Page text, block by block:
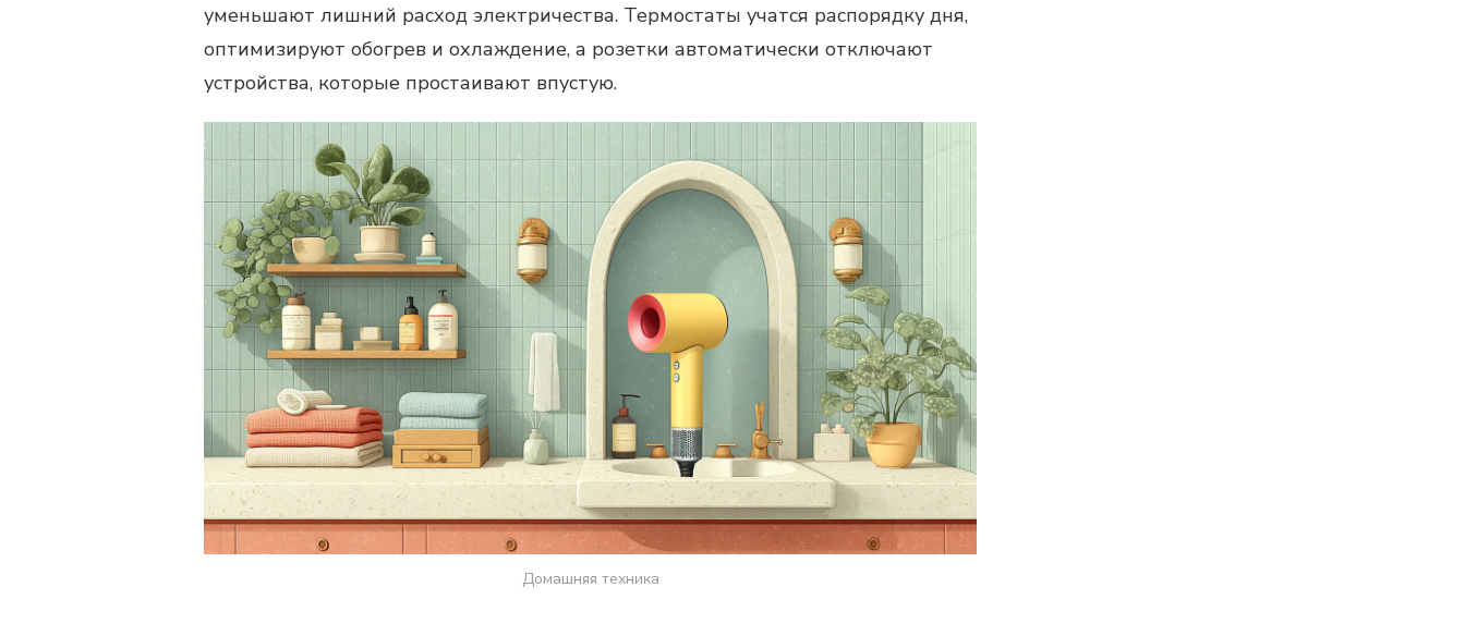
уменьшают лишний расход электричества. Термостаты учатся распорядку дня,
оптимизируют обогрев и охлаждение, а розетки автоматически отключают
устройства, которые простаивают впустую.
Домашняя техника